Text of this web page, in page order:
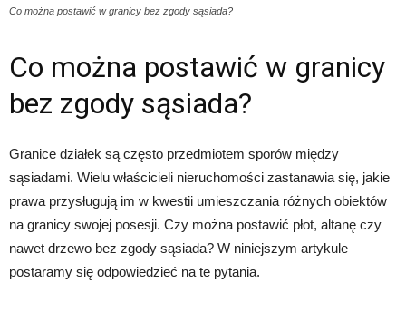
Co można postawić w granicy bez zgody sąsiada?
Co można postawić w granicy
bez zgody sąsiada?
Granice działek są często przedmiotem sporów między
sąsiadami. Wielu właścicieli nieruchomości zastanawia się, jakie
prawa przysługują im w kwestii umieszczania różnych obiektów
na granicy swojej posesji. Czy można postawić płot, altanę czy
nawet drzewo bez zgody sąsiada? W niniejszym artykule
postaramy się odpowiedzieć na te pytania.